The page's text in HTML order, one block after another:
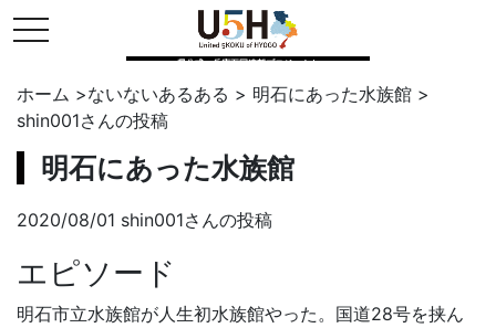
toggle navigation
県公式・兵庫五国連邦プロジェクト
ホーム >ないないあるある > 明石にあった水族館 >
shin001さんの投稿
明石にあった水族館
2020/08/01 shin001さんの投稿
エピソード
明石市立水族館が人生初水族館やった。国道28号を挟ん